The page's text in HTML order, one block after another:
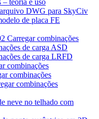
– teoria e uso
DWG para SkyCiv
de placa FE
Carregar combinações
de carga ASD
de carga LRFD
combinações
combinações
combinações
neve no telhado com